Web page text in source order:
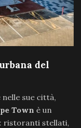
del
nelle sue città,
Town è un
ristoranti stellati,